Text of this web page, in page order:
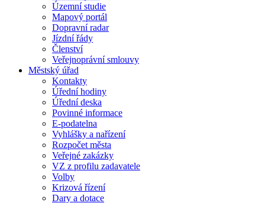
Územní studie
Mapový portál
Dopravní radar
Jízdní řády
Členství
Veřejnoprávní smlouvy
Městský úřad
Kontakty
Úřední hodiny
Úřední deska
Povinné informace
E-podatelna
Vyhlášky a nařízení
Rozpočet města
Veřejné zakázky
VZ z profilu zadavatele
Volby
Krizová řízení
Dary a dotace